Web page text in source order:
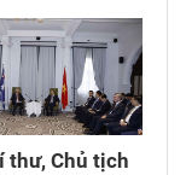
quyền
thư, Chủ tịch